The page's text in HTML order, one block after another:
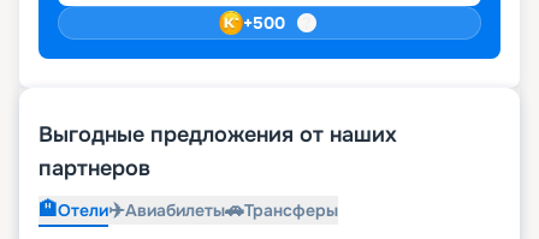
+500
Выгодные предложения от наших
партнеров
🏨Отели✈️Авиабилеты🚗Трансферы